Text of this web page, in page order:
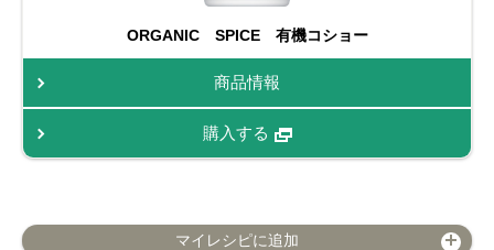
ORGANIC SPICE 有機コショー
商品情報
購入する
マイレシピに追加